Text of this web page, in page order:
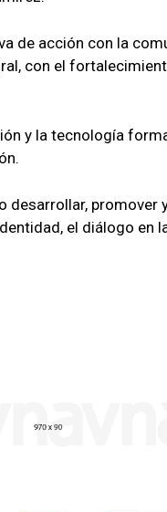
de acción con la
con el
y la tecnología
desarrollar,
el diálogo en